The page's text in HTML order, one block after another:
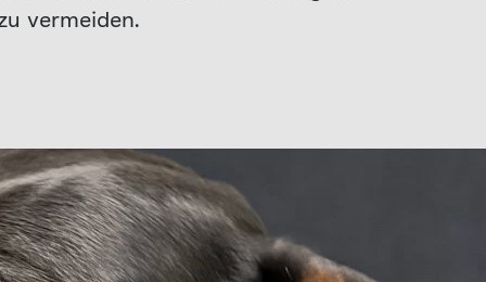
vermeiden.